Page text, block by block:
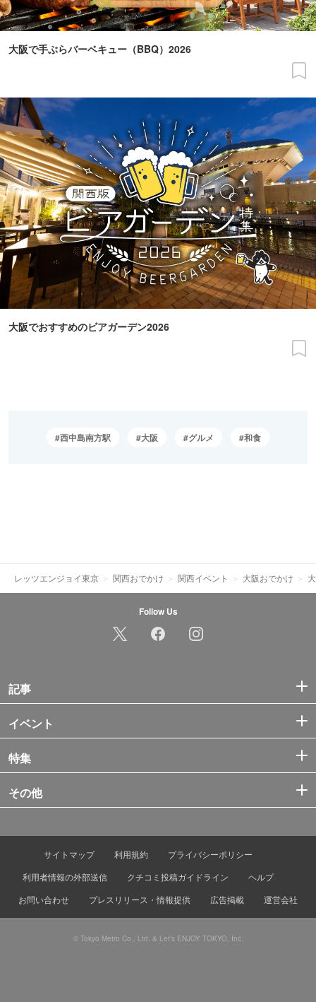
大阪で手ぶらバーベキュー（BBQ）2026
大阪でおすすめのビアガーデン2026
西中島南方駅 大阪 グルメ 和食
レッツエンジョイ東京 関西おでかけ 関西イベント 大阪おでかけ
Follow Us
記事
イベント
特集
その他
サイトマップ 利用規約
プライバシーポリシー
利用者情報の外部送信
クチコミ投稿ガイドライン
ヘルプ
お問い合わせ
プレスリリース・情報提供 広告掲載 運営会社
© Tokyo Metro Co., Ltd. & Let’s ENJOY TOKYO, Inc.